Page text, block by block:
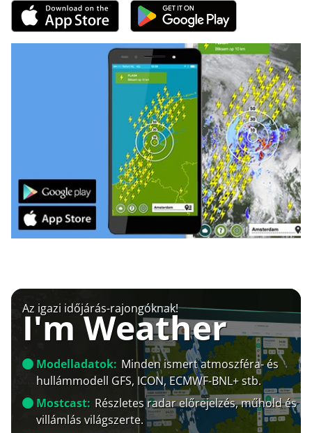
Az igazi időjárás-rajongóknak!
I'm Weather
Modelladatok: Minden ismert atmoszféra- és
hullámmodell GFS, ICON, ECMWF-BNL+ stb.
Mostcast: Részletes radar előrejelzés, műhold és
villámlás világszerte.